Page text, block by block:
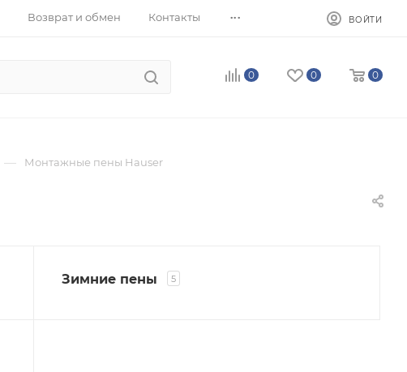
Возврат и обмен Контакты ... ВОЙТИ
0 0 0
— Монтажные пены Hauser
Зимние пены 5